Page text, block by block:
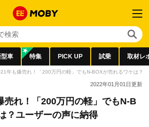
車 特集 PICK UP 試乗 取材レ
年も爆売れ！「200万円の軽」でもN-BOXが売れるワケは？
2022年01月01日更新
売れ！「200万円の軽」でもN-B
？ユーザーの声に納得